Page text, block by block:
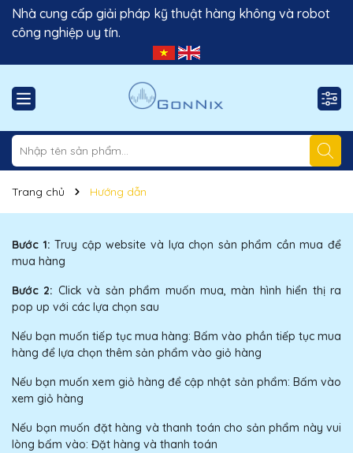
Nhà cung cấp giải pháp kỹ thuật hàng không và robot
công nghiệp uy tín.
Trang chủ Hướng dẫn
Bước 1: Truy cập website và lựa chọn sản phẩm cần mua để
mua hàng
Bước 2: Click và sản phẩm muốn mua, màn hình hiển thị ra
pop up với các lựa chọn sau
Nếu bạn muốn tiếp tục mua hàng: Bấm vào phần tiếp tục mua
hàng để lựa chọn thêm sản phẩm vào giỏ hàng
Nếu bạn muốn xem giỏ hàng để cập nhật sản phẩm: Bấm vào
xem giỏ hàng
Nếu bạn muốn đặt hàng và thanh toán cho sản phẩm này vui
lòng bấm vào: Đặt hàng và thanh toán